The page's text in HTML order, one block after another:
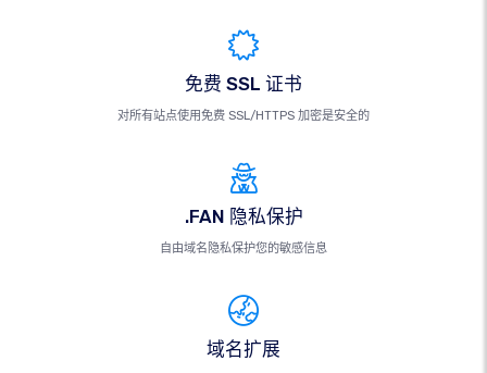
免费 SSL 证书
对所有站点使用免费 SSL/HTTPS 加密是安全的
.FAN 隐私保护
自由域名隐私保护您的敏感信息
域名扩展